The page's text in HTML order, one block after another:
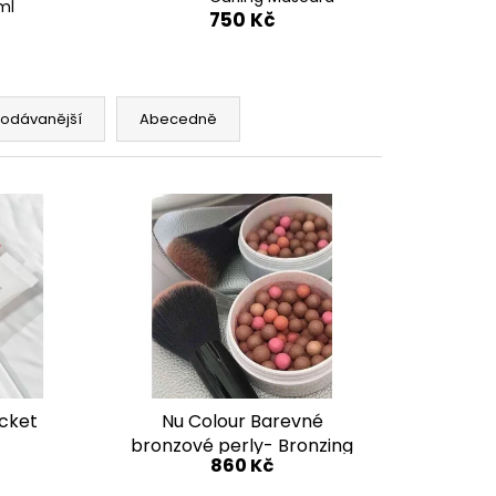
750 Kč
Abecedně
Nu Colour Barevné
bronzové perly- Bronzing
Pearls Nuskin
860 Kč
A
NA BÁZI